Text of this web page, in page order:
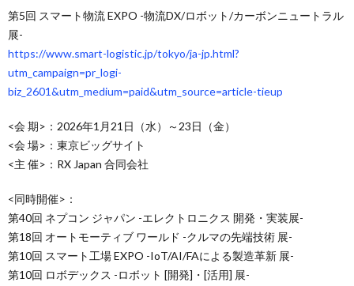
第5回 スマート物流 EXPO -物流DX/ロボット/カーボンニュートラル
展-
https://www.smart-logistic.jp/tokyo/ja-jp.html?
utm_campaign=pr_logi-
biz_2601&utm_medium=paid&utm_source=article-tieup
<会 期>：2026年1月21日（水）～23日（金）
<会 場>：東京ビッグサイト
<主 催>：RX Japan 合同会社
<同時開催>：
第40回 ネプコン ジャパン -エレクトロニクス 開発・実装展-
第18回 オートモーティブ ワールド -クルマの先端技術 展-
第10回 スマート工場 EXPO -IoT/AI/FAによる製造革新 展-
第10回 ロボデックス -ロボット [開発]・[活用] 展-